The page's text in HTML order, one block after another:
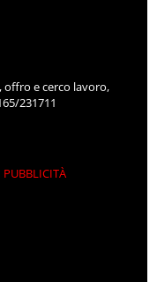
offro e cerco lavoro,
231711
PUBBLICITÀ